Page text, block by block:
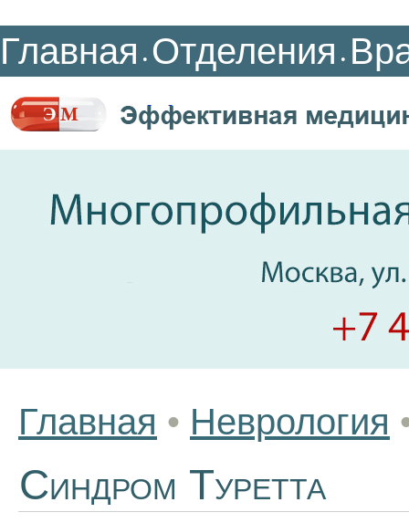
Главная • Отделения •
Главная • Неврология
Синдром Туретта